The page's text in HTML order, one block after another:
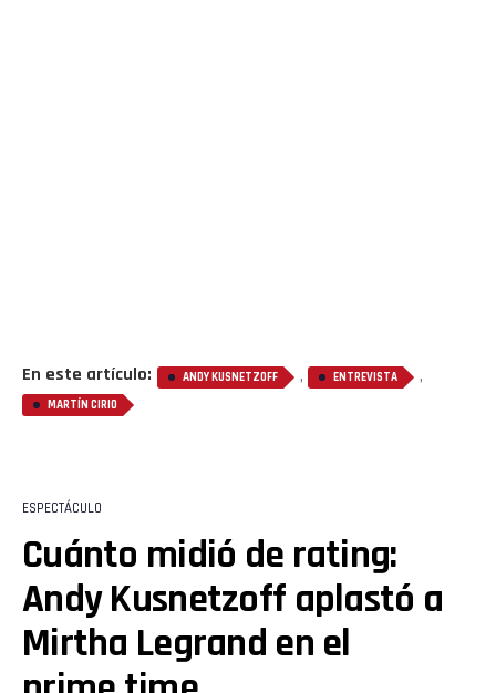
En este artículo: ANDY KUSNETZOFF , ENTREVISTA ,
MARTÍN CIRIO
ESPECTÁCULO
Cuánto midió de rating:
Andy Kusnetzoff aplastó a
Mirtha Legrand en el